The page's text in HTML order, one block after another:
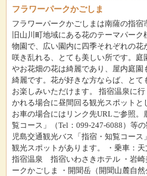
フラワーパークかごしま
フラワーパークかごしまは南薩の指宿
旧山川町地域にある花のテーマパーク
物園で、広い園内に四季それぞれの花
咲き乱れる、とても美しい所です。庭
やお花畑の花は綺麗であり、屋内庭園
綺麗です。花が好きな方ならば、とて
お楽しみいただけます。 指宿温泉に行
かれる場合に昼間回る観光スポットと
お車の場合にはリンク先URLご参照
覧コース」（Tel：099-247-6088）等
児島交通観光バス「指宿・知覧コー
観光スポットがあります。 ・乗車：
指宿温泉 指宿いわさきホテル ・岩崎
ークかごしま ・開聞岳（開聞山麓自